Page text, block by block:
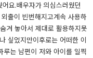
요.​배우자가 의심스러웠던
출이 빈번해지고​계속 사용하
겨 놓아서 제대로 활용하지​못
싶었지만​이후로는 어떠한 이
루는 남편이 저와 아이를 일찍